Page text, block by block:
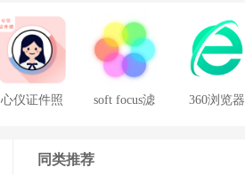
心仪证件照 soft focus滤 360浏览器
同类推荐